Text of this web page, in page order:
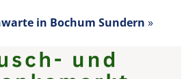
in Bochum Sundern »